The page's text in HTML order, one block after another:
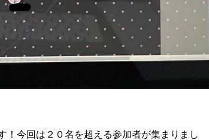
！今回は２０名を超える参加者が集まりまし